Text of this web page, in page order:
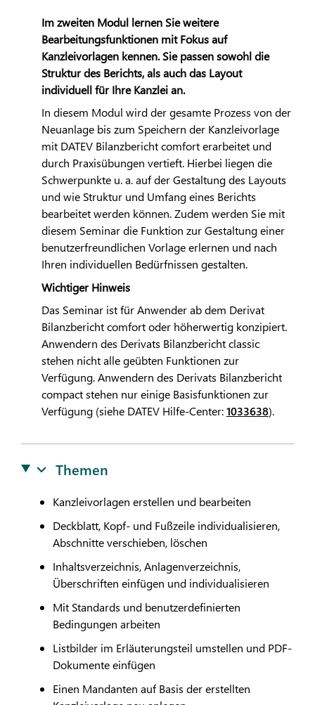
Im zweiten Modul lernen Sie weitere
Bearbeitungsfunktionen mit Fokus auf
Kanzleivorlagen kennen. Sie passen sowohl die
Struktur des Berichts, als auch das Layout
individuell für Ihre Kanzlei an.
In diesem Modul wird der gesamte Prozess von der
Neuanlage bis zum Speichern der Kanzleivorlage
mit DATEVBilanzbericht comfort erarbeitet und
durch Praxisübungen vertieft. Hierbei liegen die
Schwerpunkte u. a. auf der Gestaltung des Layouts
und wie Struktur und Umfang eines Berichts
bearbeitet werden können. Zudem werden Sie mit
diesem Seminar die Funktion zur Gestaltung einer
benutzerfreundlichen Vorlage erlernen und nach
Ihren individuellen Bedürfnissen gestalten.
Wichtiger Hinweis
Das Seminar ist für Anwender ab dem Derivat
Bilanzbericht comfort oder höherwertig konzipiert.
Anwendern des Derivats Bilanzbericht classic
stehen nicht alle geübten Funktionen zur
Verfügung. Anwendern des Derivats Bilanzbericht
compact stehen nur einige Basisfunktionen zur
Verfügung (siehe DATEVHilfe-Center:1033638).
Themen
Kanzleivorlagen erstellen und bearbeiten
Deckblatt, Kopf- und Fußzeile individualisieren,
Abschnitte verschieben, löschen
Inhaltsverzeichnis, Anlagenverzeichnis,
Überschriften einfügen und individualisieren
Mit Standards und benutzerdefinierten
Bedingungen arbeiten
Listbilder im Erläuterungsteil umstellen und PDF-
Dokumente einfügen
Einen Mandanten auf Basis der erstellten